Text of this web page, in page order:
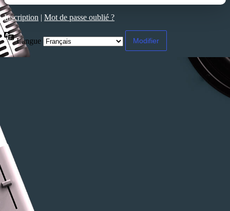
Inscription | Mot de passe oublié ?
Langue